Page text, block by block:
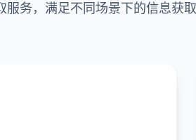
服务，满足不同场景下的信息获